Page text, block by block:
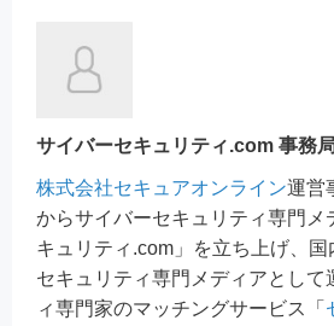
サイバーセキュリティ.com 事務
株式会社セキュアオンライン運営
からサイバーセキュリティ専門メ
キュリティ.com」を立ち上げ、
セキュリティ専門メディアとして
ィ専門家のマッチングサービス「